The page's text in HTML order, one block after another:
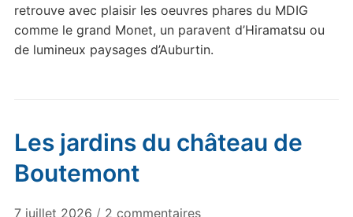
retrouve avec plaisir les oeuvres phares du MDIG
comme le grand Monet, un paravent d’Hiramatsu ou
de lumineux paysages d’Auburtin.
Les jardins du château de
Boutemont
7 juillet 2026 / 2 commentairessur